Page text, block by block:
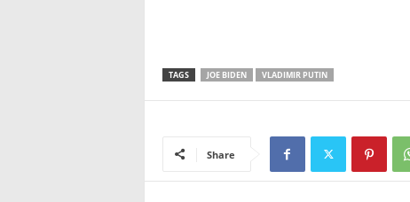
TAGS JOE BIDEN VLADIMIR PUTIN
Share